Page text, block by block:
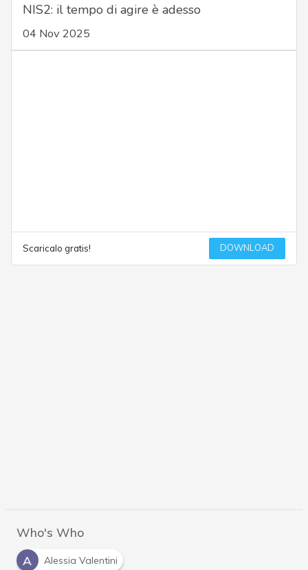
NIS2: il tempo di agire è adesso
04 Nov 2025
Scaricalo gratis! DOWNLOAD
Who's Who
A
Alessia Valentini